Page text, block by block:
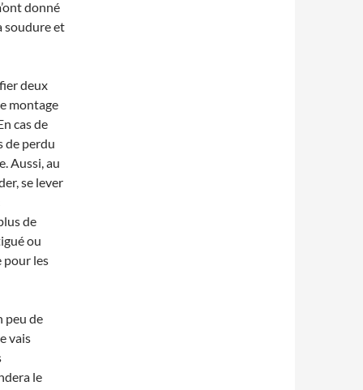
donné
soudure et
deux
montage
cas de
de perdu
Aussi, au
se lever
de
ou
pour les
peu de
vais
le